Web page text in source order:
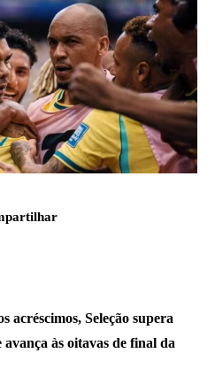
Seleção supera
avança às oitavas de final da